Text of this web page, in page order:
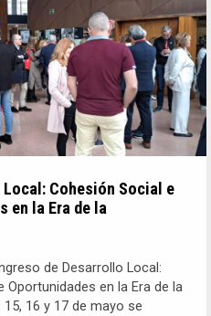
Cohesión Social e
en la Era de la
de Desarrollo Local:
Oportunidades en la Era de la
16 y 17 de mayo se